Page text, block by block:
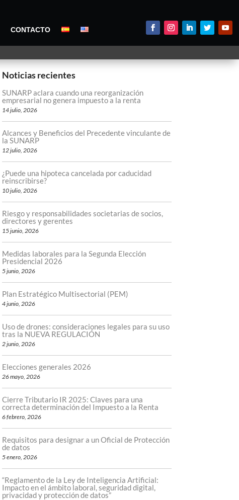
CONTACTO
Noticias recientes
SUNARP aclara cuando una reorganización
empresarial no genera impuesto a la renta
14 julio, 2026
Alcances y Beneficios del Precedente vinculante de
la SUNARP
12 julio, 2026
¿Puede una hipoteca cancelada por caducidad
reinscribirse?
10 julio, 2026
Riesgo y responsabilidades societarias de socios,
directores y gerentes
15 junio, 2026
Medidas laborales para la Segunda Elección
Presidencial 2026
5 junio, 2026
Plan Estratégico Multisectorial (PEM)
4 junio, 2026
Uso de drones: consideraciones legales para su uso
tras la NUEVA REGULACIÓN
2 junio, 2026
Elecciones generales 2026
26 mayo, 2026
Cierre Tributario IR 2025: Claves para una
correcta determinación del Impuesto a la Renta
6 febrero, 2026
Requisitos para designar a un Oficial de Protección
de datos
5 enero, 2026
“Reglamento de la Ley de Inteligencia Artificial:
Impacto en el ámbito laboral, seguridad digital,
privacidad y protección de datos”